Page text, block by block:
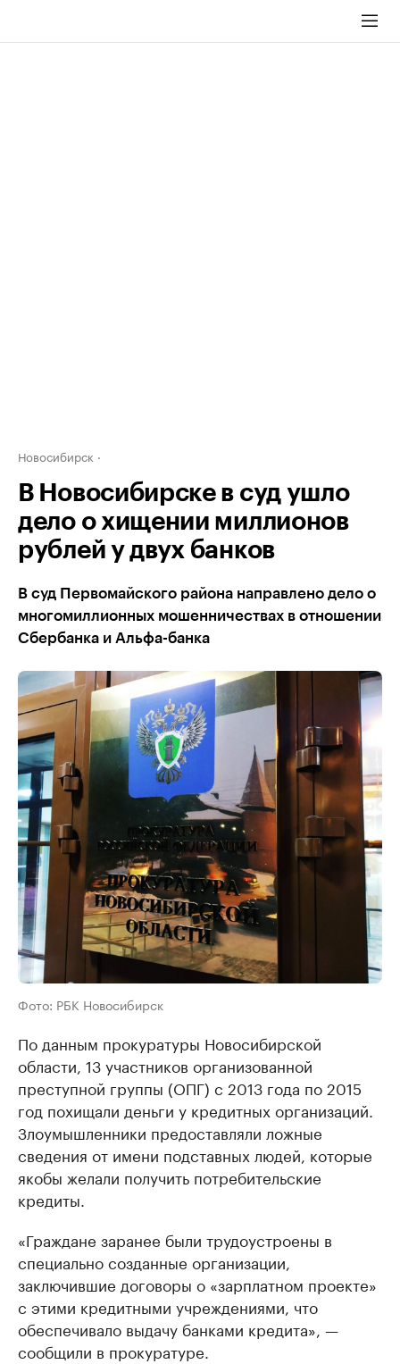
Новосибирск
В Новосибирске в суд ушло
дело о хищении миллионов
рублей у двух банков
В суд Первомайского района направлено дело о
многомиллионных мошенничествах в отношении
Сбербанка и Альфа-банка
Фото: РБК Новосибирск
По данным прокуратуры Новосибирской
области, 13 участников организованной
преступной группы (ОПГ) с 2013 года по 2015
год похищали деньги у кредитных организаций.
Злоумышленники предоставляли ложные
сведения от имени подставных людей, которые
якобы желали получить потребительские
кредиты.
«Граждане заранее были трудоустроены в
специально созданные организации,
заключившие договоры о «зарплатном проекте»
с этими кредитными учреждениями, что
обеспечивало выдачу банками кредита», —
сообщили в прокуратуре.